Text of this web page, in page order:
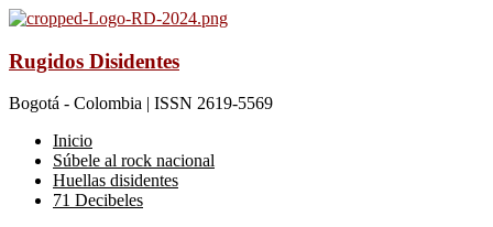
Rugidos Disidentes
Bogotá - Colombia | ISSN 2619-5569
Inicio
Súbele al rock nacional
Huellas disidentes
71 Decibeles